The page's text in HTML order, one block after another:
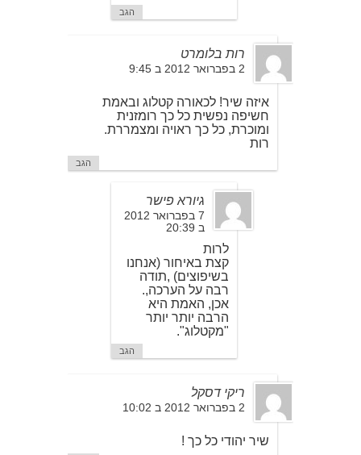
הגב
רות בלומרט
2 בפברואר 2012 ב 9:45
איזה שיר! לכאורה קטלוג ובאמת
חשיפה נפשית כל כך רומזנית
ומוכרת, כל כך ראויה ומצמררת.
רות
הגב
גיורא פישר
7 בפברואר 2012
ב 20:39
לרות
קצת באיחור (אנחנו
בשיפוצים) ,תודה
רבה על הערכה,.
אכן, האמת היא
הרבה יותר יותר
"מקטלוג".
הגב
ריקי דסקל
2 בפברואר 2012 ב 10:02
שיר יהודי כל כך !